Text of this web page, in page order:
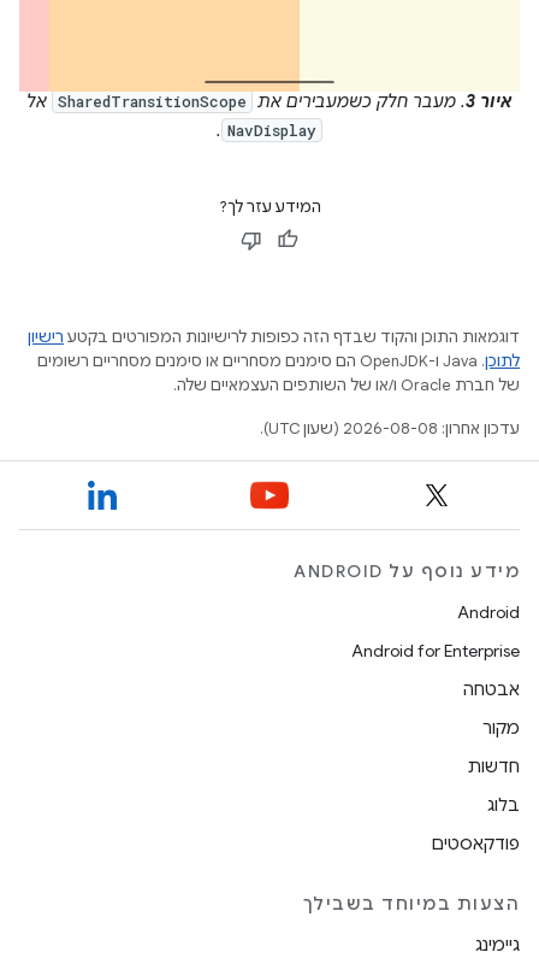
איור 3 . מעבר חלק כשמעבירים את SharedTransitionScope אל
NavDisplay
.
המידע עזר לך?
דוגמאות התוכן והקוד שבדף הזה כפופות לרישיונות המפורטים בקטע רישיון
לתוכן
.‏ Java ו-OpenJDK הם סימנים מסחריים או סימנים מסחריים רשומים
של חברת Oracle ו/או של השותפים העצמאיים שלה.
עדכון אחרון: 2026-08-08 (שעון UTC).
מידע נוסף על ANDROID
Android
Android for Enterprise
אבטחה
מקור
חדשות
בלוג
פודקאסטים
הצעות במיוחד בשבילך
גיימינג